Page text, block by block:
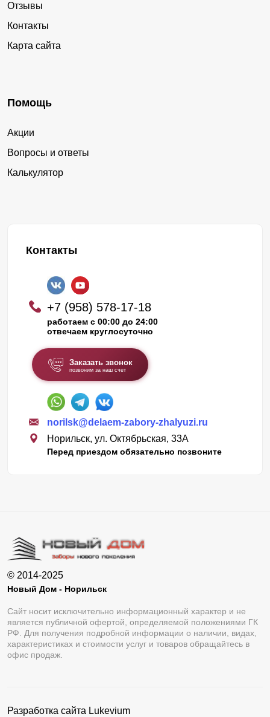
Отзывы
Контакты
Карта сайта
Помощь
Акции
Вопросы и ответы
Калькулятор
Контакты
+7 (958) 578-17-18
работаем с 00:00 до 24:00
отвечаем круглосуточно
Заказать звонок
позвоним за наш счет
norilsk@delaem-zabory-zhalyuzi.ru
Норильск, ул. Октябрьская, 33А
Перед приездом обязательно позвоните
© 2014-2025
Новый Дом - Норильск
Сайт носит исключительно информационный характер и не
является публичной офертой, определяемой положениями ГК
РФ. Для получения подробной информации о наличии, видах,
характеристиках и стоимости услуг и товаров обращайтесь в
офис продаж.
Разработка сайта Lukevium